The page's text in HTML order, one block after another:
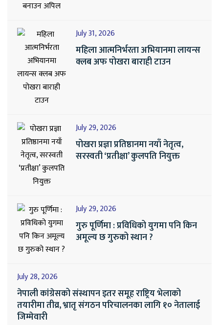
July 31, 2026
महिला आत्मनिर्भरता अभियानमा लायन्स
क्लब अफ पोखरा बाराही टाउन
July 29, 2026
पोखरा प्रज्ञा प्रतिष्ठानमा नयाँ नेतृत्व,
सरस्वती ‘प्रतीक्षा’ कुलपति नियुक्त
July 29, 2026
गुरु पूर्णिमा : प्रविधिको युगमा पनि किन
अमूल्य छ गुरुको स्थान ?
July 28, 2026
नेपाली कांग्रेसको संस्थापन इतर समूह राष्ट्रिय भेलाको
तयारीमा तीव्र, भ्रातृ संगठन परिचालनका लागि १० नेतालाई
जिम्मेवारी